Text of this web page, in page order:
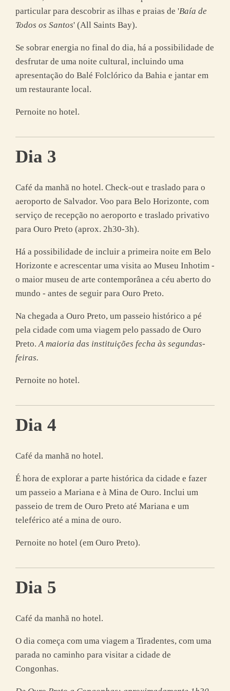
particular para descobrir as ilhas e praias de 'Baía de
Todos os Santos' (All Saints Bay).
Se sobrar energia no final do dia, há a possibilidade de
desfrutar de uma noite cultural, incluindo uma
apresentação do Balé Folclórico da Bahia e jantar em
um restaurante local.
Pernoite no hotel.
Dia 3
Café da manhã no hotel. Check-out e traslado para o
aeroporto de Salvador. Voo para Belo Horizonte, com
serviço de recepção no aeroporto e traslado privativo
para Ouro Preto (aprox. 2h30-3h).
Há a possibilidade de incluir a primeira noite em Belo
Horizonte e acrescentar uma visita ao Museu Inhotim -
o maior museu de arte contemporânea a céu aberto do
mundo - antes de seguir para Ouro Preto.
Na chegada a Ouro Preto, um passeio histórico a pé
pela cidade com uma viagem pelo passado de Ouro
Preto. A maioria das instituições fecha às segundas-
feiras.
Pernoite no hotel.
Dia 4
Café da manhã no hotel.
É hora de explorar a parte histórica da cidade e fazer
um passeio a Mariana e à Mina de Ouro. Inclui um
passeio de trem de Ouro Preto até Mariana e um
teleférico até a mina de ouro.
Pernoite no hotel (em Ouro Preto).
Dia 5
Café da manhã no hotel.
O dia começa com uma viagem a Tiradentes, com uma
parada no caminho para visitar a cidade de
Congonhas.